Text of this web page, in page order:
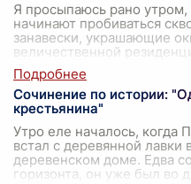
Я просыпаюсь рано
начинают пробиваться
занавески, украшающие
величественной
Сочинение по истории:
крестьянина"
Утро еле началось, когда
встал с деревянной
деревенском доме. Едва
горизонта, он уже был во